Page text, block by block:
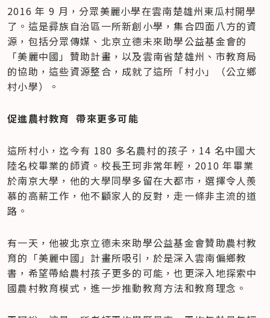
2016 年 9 月，分眾美麗小學在雲南楚雄州東瓜村開學
了。這是彛族自治區一所新創小學，集合四面八方的資
源，包括分眾傳媒、北京立德未來助學公益基金會的
「美麗中國」贊助計畫，以及雲南省楚雄州、市教育局
的協助，這些資源整合，成就了這所「村小」（公立鄉
村小學）。
促進農村教育  帶來更多可能
這所村小，迄今有 180 多名農村的孩子，14 名中國大
陸名校畢業的師資。校長王珂非常年輕，2010 年畢業
於南京大學，他的大學同學多留在大都市，選擇令人羨
慕的高薪工作，他不顧家人的反對，走一條非主流的道
路。
有一天，他被北京立德未來助學公益基金會贊助農村教
育的「美麗中國」計畫所吸引，於是深入雲南偏鄉教
書，希望帶給農村孩子更多的可能，也更深入地探索中
國農村教育模式，進一步推動教育方法和教育理念。